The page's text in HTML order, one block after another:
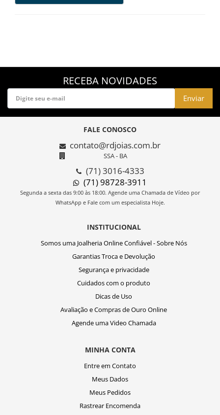
RECEBA NOVIDADES
Enviar
INSTITUCIONAL
Somos uma Joalheria Online Confiável - Sobre Nós
Garantias Troca e Devolução
Segurança e privacidade
Cuidados com o produto
Dicas de Uso
Avaliação e Compras de Ouro Online
Agende uma Video Chamada
MINHA CONTA
Entre em Contato
Meus Dados
Meus Pedidos
Rastrear Encomenda
FALE CONOSCO
contato@rdjoias.com.br
SSA - BA
(71) 3016-4333
(71) 98728-3911
Segunda a sexta das 9:00 às 18:00. Agende uma Chamada de Vídeo por
WhatsApp e Fale com um especialista Hoje.